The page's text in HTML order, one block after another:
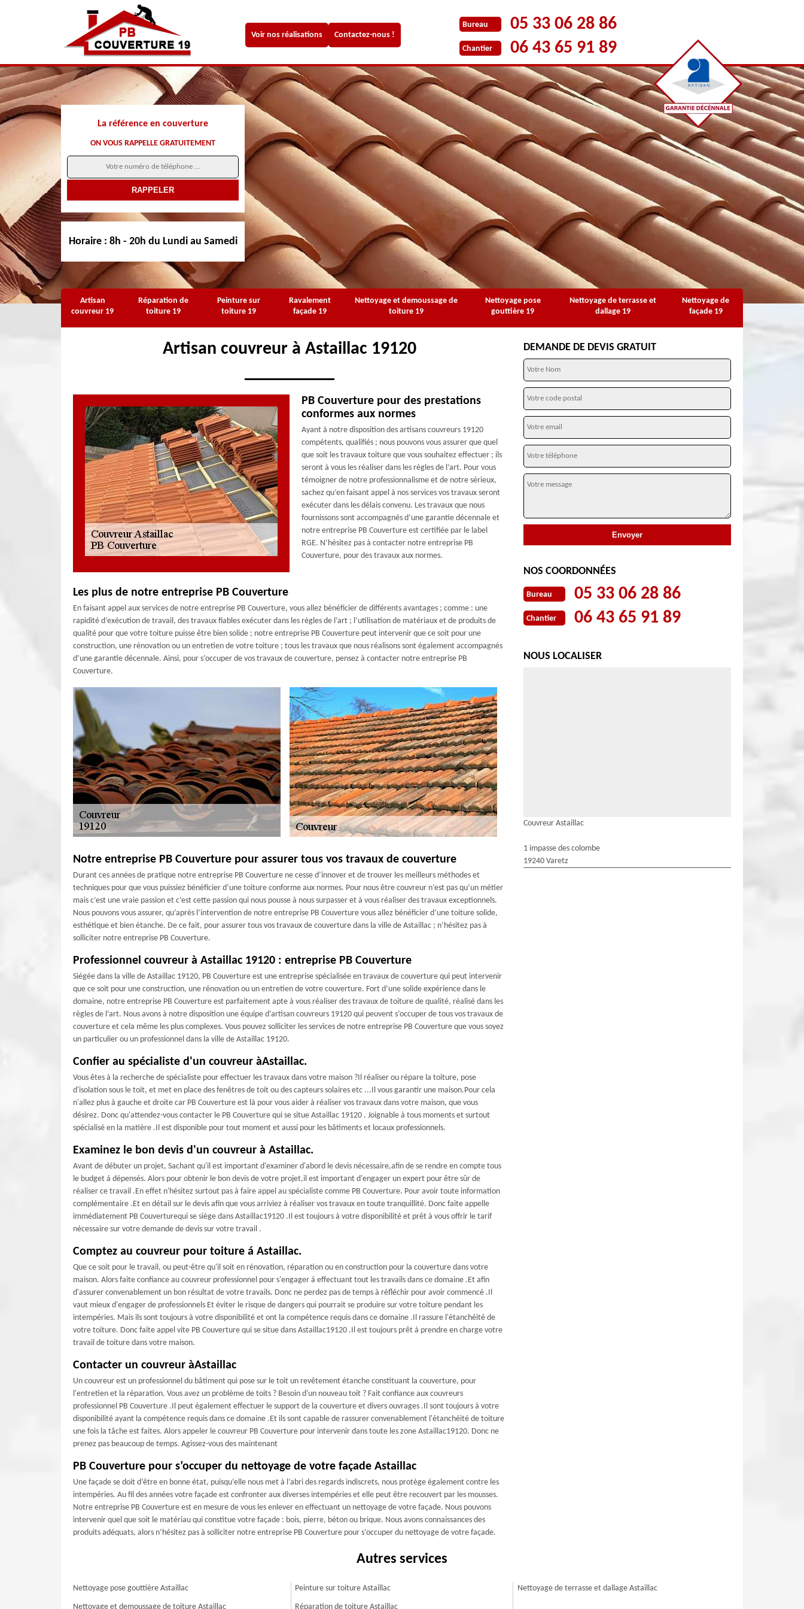
Voir nos réalisations Contactez-nous !
Bureau 05 33 06 28 86
Chantier 06 43 65 91 89
La référence en couverture
ON VOUS RAPPELLE GRATUITEMENT
Horaire : 8h - 20h du Lundi au Samedi
Artisan
couvreur 19
Réparation de
toiture 19
Peinture sur
toiture 19
Ravalement
façade 19
Nettoyage et demoussage de
toiture 19
Nettoyage pose
gouttière 19
Nettoyage de terrasse et
dallage 19
Nettoyage de
façade 19
Artisan couvreur à Astaillac 19120
PB Couverture pour des prestations
conformes aux normes
Ayant à notre disposition des artisans couvreurs 19120
compétents, qualifiés ; nous pouvons vous assurer que quel
que soit les travaux toiture que vous souhaitez effectuer ; ils
seront à vous les réaliser dans les règles de l’art. Pour vous
témoigner de notre professionnalisme et de notre sérieux,
sachez qu’en faisant appel à nos services vos travaux seront
exécuter dans les délais convenu. Les travaux que nous
fournissons sont accompagnés d’une garantie décennale et
notre entreprise PB Couverture est certifiée par le label
RGE. N’hésitez pas à contacter notre entreprise PB
Couverture, pour des travaux aux normes.
Les plus de notre entreprise PB Couverture
En faisant appel aux services de notre entreprise PB Couverture, vous allez bénéficier de différents avantages ; comme : une
rapidité d’exécution de travail, des travaux fiables exécuter dans les règles de l’art ; l’utilisation de matériaux et de produits de
qualité pour que votre toiture puisse être bien solide ; notre entreprise PB Couverture peut intervenir que ce soit pour une
construction, une rénovation ou un entretien de votre toiture ; tous les travaux que nous réalisons sont également accompagnés
d’une garantie décennale. Ainsi, pour s’occuper de vos travaux de couverture, pensez à contacter notre entreprise PB
Couverture.
Notre entreprise PB Couverture pour assurer tous vos travaux de couverture
Durant ces années de pratique notre entreprise PB Couverture ne cesse d’innover et de trouver les meilleurs méthodes et
techniques pour que vous puissiez bénéficier d’une toiture conforme aux normes. Pour nous être couvreur n’est pas qu’un métier
mais c’est une vraie passion et c’est cette passion qui nous pousse à nous surpasser et à vous réaliser des travaux exceptionnels.
Nous pouvons vous assurer, qu’après l’intervention de notre entreprise PB Couverture vous allez bénéficier d’une toiture solide,
esthétique et bien étanche. De ce fait, pour assurer tous vos travaux de couverture dans la ville de Astaillac ; n’hésitez pas à
solliciter notre entreprise PB Couverture.
Professionnel couvreur à Astaillac 19120 : entreprise PB Couverture
Siégée dans la ville de Astaillac 19120, PB Couverture est une entreprise spécialisée en travaux de couverture qui peut intervenir
que ce soit pour une construction, une rénovation ou un entretien de votre couverture. Fort d’une solide expérience dans le
domaine, notre entreprise PB Couverture est parfaitement apte à vous réaliser des travaux de toiture de qualité, réalisé dans les
règles de l’art. Nous avons à notre disposition une équipe d’artisan couvreurs 19120 qui peuvent s’occuper de tous vos travaux de
couverture et cela même les plus complexes. Vous pouvez solliciter les services de notre entreprise PB Couverture que vous soyez
un particulier ou un professionnel dans la ville de Astaillac 19120.
Confier au spécialiste d'un couvreur àAstaillac.
Vous êtes à la recherche de spécialiste pour effectuer les travaux dans votre maison ?Il réaliser ou répare la toiture, pose
d'isolation sous le toit, et met en place des fenêtres de toit ou des capteurs solaires etc ...Il vous garantir une maison.Pour cela
n'allez plus à gauche et droite car PB Couverture est là pour vous aider à réaliser vos travaux dans votre maison, que vous
désirez. Donc qu'attendez-vous contacter le PB Couverture qui se situe Astaillac 19120 . Joignable à tous moments et surtout
spécialisé en la matière .Il est disponible pour tout moment et aussi pour les bâtiments et locaux professionnels.
Examinez le bon devis d'un couvreur à Astaillac.
Avant de débuter un projet, Sachant qu'il est important d'examiner d'abord le devis nécessaire,afin de se rendre en compte tous
le budget á dépensés. Alors pour obtenir le bon devis de votre projet,il est important d'engager un expert pour être sûr de
réaliser ce travail .En effet n'hésitez surtout pas à faire appel au spécialiste comme PB Couverture. Pour avoir toute information
complémentaire .Et en détail sur le devis afin que vous arriviez à réaliser vos travaux en toute tranquillité. Donc faite appelle
immédiatement PB Couverturequi se siège dans Astaillac19120 .Il est toujours à votre disponibilité et prêt à vous offrir le tarif
nécessaire sur votre demande de devis sur votre travail .
Comptez au couvreur pour toiture á Astaillac.
Que ce soit pour le travail, ou peut-être qu'il soit en rénovation, réparation ou en construction pour la couverture dans votre
maison. Alors faite confiance au couvreur professionnel pour s'engager á effectuant tout les travails dans ce domaine .Et afin
d'assurer convenablement un bon résultat de votre travails. Donc ne perdez pas de temps à réfléchir pour avoir commencé .Il
vaut mieux d'engager de professionnels Et éviter le risque de dangers qui pourrait se produire sur votre toiture pendant les
intempéries. Mais ils sont toujours à votre disponibilité et ont la compétence requis dans ce domaine .Il rassure l'étanchéité de
votre toiture. Donc faite appel vite PB Couverture qui se situe dans Astaillac19120 .Il est toujours prêt á prendre en charge votre
travail de toiture dans votre maison.
Contacter un couvreur àAstaillac
Un couvreur est un professionnel du bâtiment qui pose sur le toit un revêtement étanche constituant la couverture, pour
l'entretien et la réparation. Vous avez un problème de toits ? Besoin d'un nouveau toit ? Fait confiance aux couvreurs
professionnel PB Couverture .Il peut également effectuer le support de la couverture et divers ouvrages .Il sont toujours à votre
disponibilité ayant la compétence requis dans ce domaine .Et ils sont capable de rassurer convenablement l'étanchéité de toiture
une fois la tâche est faites. Alors appeler le couvreur PB Couverture pour intervenir dans toute les zone Astaillac19120. Donc ne
prenez pas beaucoup de temps. Agissez-vous des maintenant
PB Couverture pour s’occuper du nettoyage de votre façade Astaillac
Une façade se doit d’être en bonne état, puisqu’elle nous met à l’abri des regards indiscrets, nous protège également contre les
intempéries. Au fil des années votre façade est confronter aux diverses intempéries et elle peut être recouvert par les mousses.
Notre entreprise PB Couverture est en mesure de vous les enlever en effectuant un nettoyage de votre façade. Nous pouvons
intervenir quel que soit le matériau qui constitue votre façade : bois, pierre, béton ou brique. Nous avons connaissances des
produits adéquats, alors n’hésitez pas à solliciter notre entreprise PB Couverture pour s’occuper du nettoyage de votre façade.
DEMANDE DE DEVIS GRATUIT
NOS COORDONNÉES
Bureau 05 33 06 28 86
Chantier 06 43 65 91 89
NOUS LOCALISER
Couvreur Astaillac
1 impasse des colombe
19240 Varetz
Autres services
Nettoyage pose gouttière Astaillac
Nettoyage et demoussage de toiture Astaillac
Peinture sur toiture Astaillac
Réparation de toiture Astaillac
Nettoyage de terrasse et dallage Astaillac